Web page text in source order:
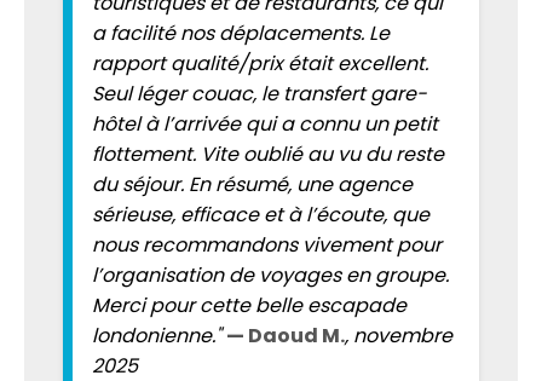
a facilité nos déplacements. Le
rapport qualité/prix était excellent.
Seul léger couac, le transfert gare-
hôtel à l’arrivée qui a connu un petit
flottement. Vite oublié au vu du reste
du séjour. En résumé, une agence
sérieuse, efficace et à l’écoute, que
nous recommandons vivement pour
l’organisation de voyages en groupe.
Merci pour cette belle escapade
londonienne." — Daoud M., novembre
2025